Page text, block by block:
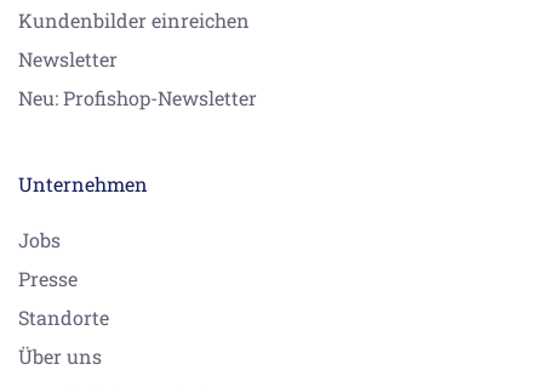
Kundenbilder einreichen
Newsletter
Neu: Profishop-Newsletter
Unternehmen
Jobs
Presse
Standorte
Über uns